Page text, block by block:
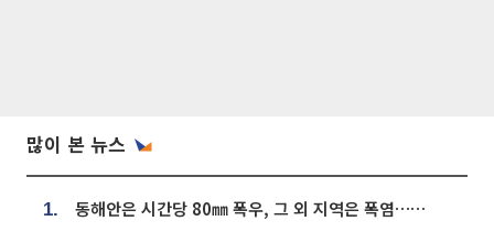
많이 본 뉴스
1. 동해안은 시간당 80㎜ 폭우, 그 외 지역은 폭염…‘극과 극 날씨’